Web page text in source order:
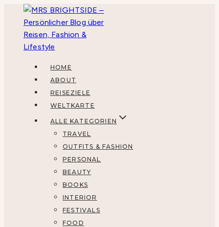
springen
HOME
ABOUT
REISEZIELE
WELTKARTE
ALLE KATEGORIEN
TRAVEL
OUTFITS & FASHION
PERSONAL
BEAUTY
BOOKS
INTERIOR
FESTIVALS
FOOD